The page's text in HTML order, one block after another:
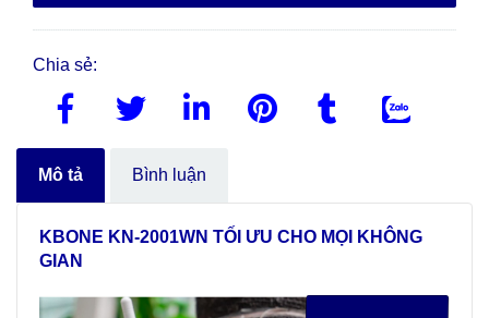
Chia sẻ:
Mô tả Bình luận
KBONE KN-2001WN TỐI ƯU CHO MỌI KHÔNG
GIAN